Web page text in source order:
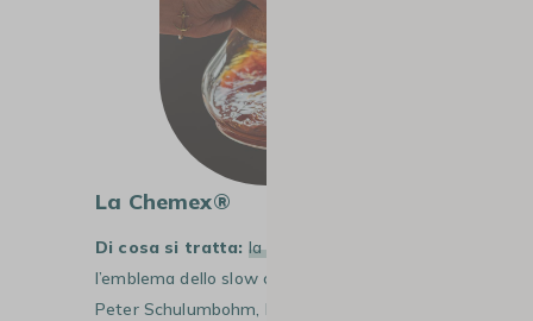
La Chemex®
Di cosa si tratta: la
l’emblema dello slow coffee. Inventata da
Peter Schulumbohm, la Chemex® funziona